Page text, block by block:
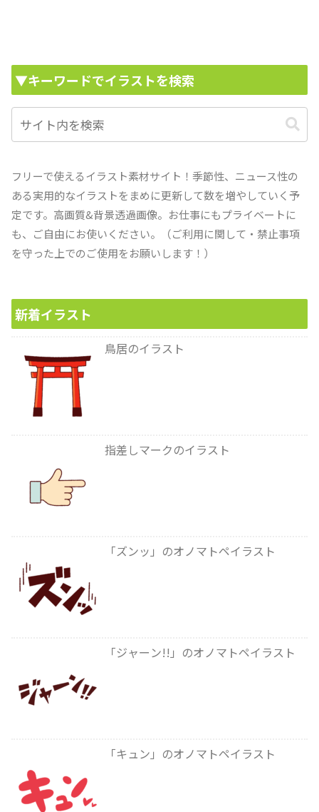
▼キーワードでイラストを検索
フリーで使えるイラスト素材サイト！季節性、ニュース性の
ある実用的なイラストをまめに更新して数を増やしていく予
定です。高画質&背景透過画像。お仕事にもプライベートに
も、ご自由にお使いください。（ご利用に関して・禁止事項
を守った上でのご使用をお願いします！）
新着イラスト
鳥居のイラスト
指差しマークのイラスト
「ズンッ」のオノマトペイラスト
「ジャーン!!」のオノマトペイラスト
「キュン」のオノマトペイラスト